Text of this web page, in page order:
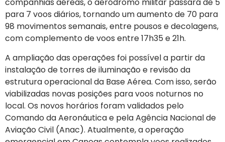
companhias aéreas, o aeródromo militar passará de 5
para 7 voos diários, tornando um aumento de 70 para
98 movimentos semanais, entre pousos e decolagens,
com complemento de voos entre 17h35 e 21h.
A ampliação das operações foi possível a partir da
instalação de torres de iluminação e revisão da
estrutura operacional da Base Aérea. Com isso, serão
viabilizadas novas posições para voos noturnos no
local. Os novos horários foram validados pelo
Comando da Aeronáutica e pela Agência Nacional de
Aviação Civil (Anac). Atualmente, a operação